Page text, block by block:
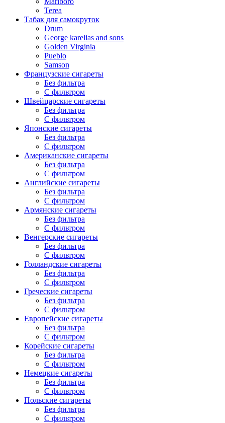
Terea
Табак для самокруток
Drum
George karelias and sons
Golden Virginia
Pueblo
Samson
Французские сигареты
Без фильтра
С фильтром
Швейцарские сигареты
Без фильтра
С фильтром
Японские сигареты
Без фильтра
С фильтром
Американские сигареты
Без фильтра
С фильтром
Английские сигареты
Без фильтра
С фильтром
Армянские сигареты
Без фильтра
С фильтром
Венгерские сигареты
Без фильтра
С фильтром
Голландские сигареты
Без фильтра
С фильтром
Греческие сигареты
Без фильтра
С фильтром
Европейские сигареты
Без фильтра
С фильтром
Корейские сигареты
Без фильтра
С фильтром
Немецкие сигареты
Без фильтра
С фильтром
Польские сигареты
Без фильтра
С фильтром